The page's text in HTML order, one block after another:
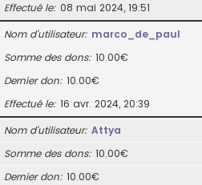
Effectué le 08 mai 2024, 19:51
Nom d’utilisateur marco_de_paul
Somme des dons 10.00€
Dernier don 10.00€
Effectué le 16 avr. 2024, 20:39
Nom d’utilisateur Attya
Somme des dons 10.00€
Dernier don 10.00€